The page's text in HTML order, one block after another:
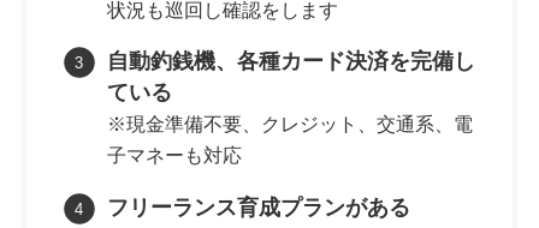
状況も巡回し確認をします
自動釣銭機、各種カード決済を完備し
ている
※現金準備不要、クレジット、交通系、電
子マネーも対応
フリーランス育成プランがある